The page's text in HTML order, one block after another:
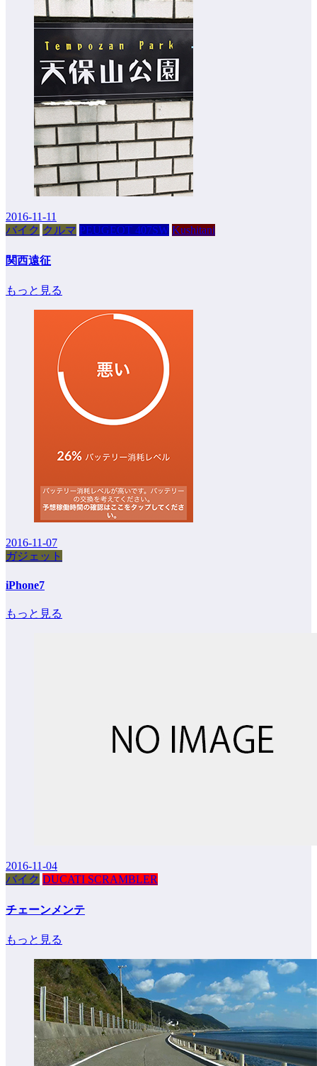
2016-11-11
バイク クルマ PEUGEOT 407SW Kushitani
関西遠征
もっと見る
2016-11-07
ガジェット
iPhone7
もっと見る
2016-11-04
バイク DUCATI SCRAMBLER
チェーンメンテ
もっと見る